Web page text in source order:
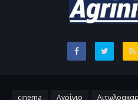
cinema Αγρίνιο